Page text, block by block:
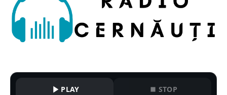
PLAY STOP